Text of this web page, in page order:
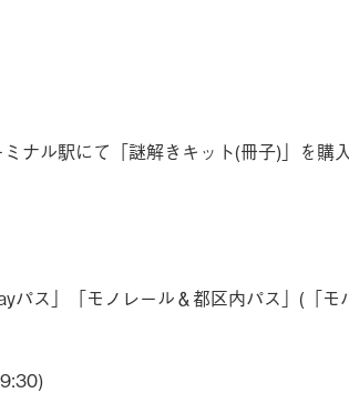
ナル駅にて「謎解きキット(冊子)」を購
ス」「モノレール＆都区内パス」(「モ